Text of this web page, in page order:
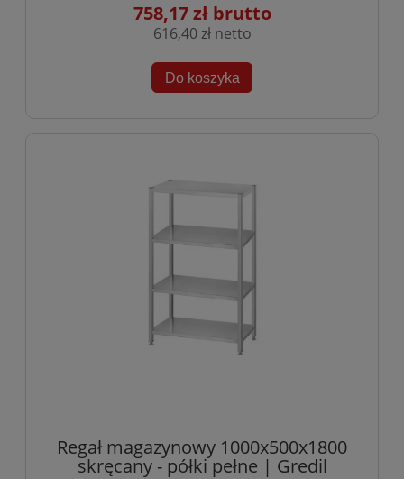
758,17 zł
616,40 zł
Do koszyka
Regał magazynowy 1000x500x1800
skręcany - półki pełne | Gredil